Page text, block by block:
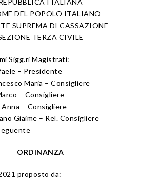
ITALIANA
DEL POPOLO ITALIANO
SUPREMA DI CASSAZIONE
TERZA CIVILE
Sigg.ri Magistrati:
– Presidente
Maria – Consigliere
– Consigliere
– Consigliere
Giaime – Rel. Consigliere
ORDINANZA
proposto da: